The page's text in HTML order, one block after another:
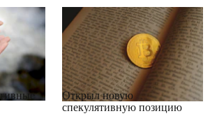
RRCNEWS_RU
Открыл новую
спекулятивную позицию